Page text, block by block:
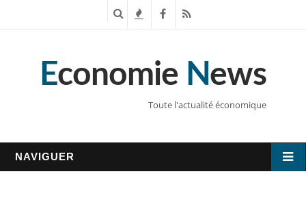
c n
F
c
R
S
Economie News
Toute l'actualité économique
NAVIGUER